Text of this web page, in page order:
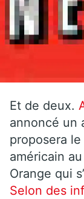
Et de deux.
annoncé un
proposera
américain
Orange qui
Selon des